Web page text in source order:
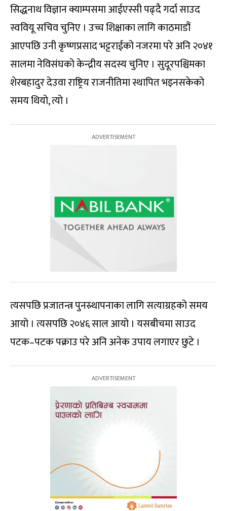
सिद्धनाथ विज्ञान क्याम्पसमा आईएस्सी पढ्दै गर्दा साउद
स्ववियू सचिव चुनिए । उच्च शिक्षाका लागि काठमाडौं
आएपछि उनी कृष्णप्रसाद भट्टराईको नजरमा परे अनि २०४१
सालमा नेविसंघको केन्द्रीय सदस्य चुनिए । सुदूरपश्चिमका
शेरबहादुर देउवा राष्ट्रिय राजनीतिमा स्थापित भइनसकेको
समय थियो, त्यो ।
त्यसपछि प्रजातन्त्र पुनस्र्थापनाका लागि सत्याग्रहको समय
आयो । त्यसपछि २०४६ साल आयो । यसबीचमा साउद
पटक–पटक पक्राउ परे अनि अनेक उपाय लगाएर छुटे ।